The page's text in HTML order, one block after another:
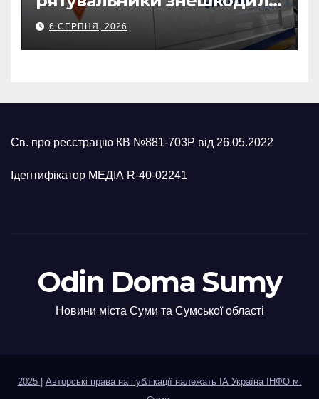
500-кілограмову авіабомбу
росіян
6 СЕРПНЯ, 2026
Св. про реєстрацію КВ №881-703Р від 26.05.2022
Ідентифікатор МЕДІА R-40-02241
Odin Doma Sumy
Новини міста Суми та Сумської області
2025
Авторські права на публікації належать ІА Україна ІНФО м.